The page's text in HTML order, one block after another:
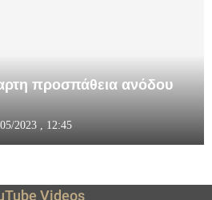
προσπάθεια ανόδου
2023 , 12:45
Videos